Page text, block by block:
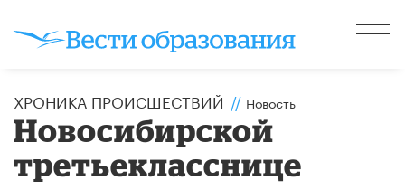
ХРОНИКА ПРОИСШЕСТВИЙ // Новость
Новосибирской
третьекласснице